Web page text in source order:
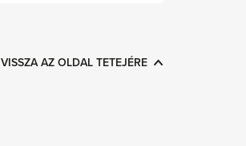
VISSZA AZ OLDAL TETEJÉRE